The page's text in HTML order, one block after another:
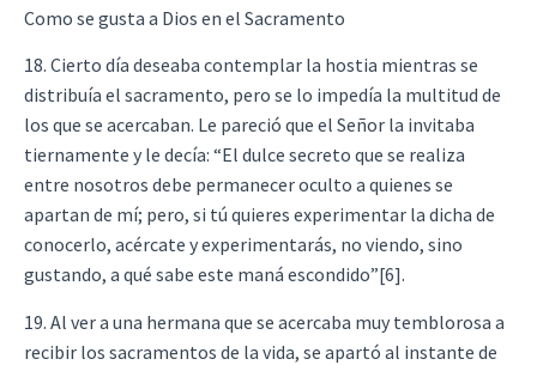
Como se gusta a Dios en el Sacramento
18. Cierto día deseaba contemplar la hostia mientras se
distribuía el sacramento, pero se lo impedía la multitud de
los que se acercaban. Le pareció que el Señor la invitaba
tiernamente y le decía: “El dulce secreto que se realiza
entre nosotros debe permanecer oculto a quienes se
apartan de mí; pero, si tú quieres experimentar la dicha de
conocerlo, acércate y experimentarás, no viendo, sino
gustando, a qué sabe este maná escondido”[6].
19. Al ver a una hermana que se acercaba muy temblorosa a
recibir los sacramentos de la vida, se apartó al instante de